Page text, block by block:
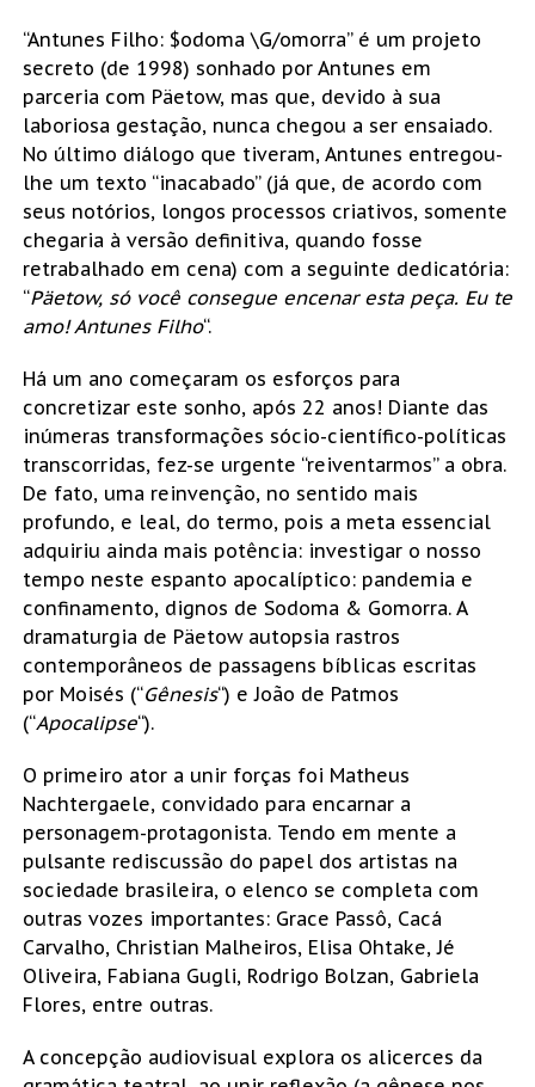
“Antunes Filho: $odoma \G/omorra” é um projeto
secreto (de 1998) sonhado por Antunes em
parceria com Päetow, mas que, devido à sua
laboriosa gestação, nunca chegou a ser ensaiado.
No último diálogo que tiveram, Antunes entregou-
lhe um texto “inacabado” (já que, de acordo com
seus notórios, longos processos criativos, somente
chegaria à versão definitiva, quando fosse
retrabalhado em cena) com a seguinte dedicatória:
“Päetow, só você consegue encenar esta peça. Eu te
amo! Antunes Filho“.
Há um ano começaram os esforços para
concretizar este sonho, após 22 anos! Diante das
inúmeras transformações sócio-científico-políticas
transcorridas, fez-se urgente “reiventarmos” a obra.
De fato, uma reinvenção, no sentido mais
profundo, e leal, do termo, pois a meta essencial
adquiriu ainda mais potência: investigar o nosso
tempo neste espanto apocalíptico: pandemia e
confinamento, dignos de Sodoma & Gomorra. A
dramaturgia de Päetow autopsia rastros
contemporâneos de passagens bíblicas escritas
por Moisés (“Gênesis“) e João de Patmos
(“Apocalipse“).
O primeiro ator a unir forças foi Matheus
Nachtergaele, convidado para encarnar a
personagem-protagonista. Tendo em mente a
pulsante rediscussão do papel dos artistas na
sociedade brasileira, o elenco se completa com
outras vozes importantes: Grace Passô, Cacá
Carvalho, Christian Malheiros, Elisa Ohtake, Jé
Oliveira, Fabiana Gugli, Rodrigo Bolzan, Gabriela
Flores, entre outras.
A concepção audiovisual explora os alicerces da